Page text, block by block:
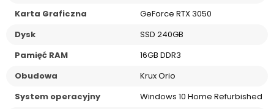
Karta Graficzna
GeForce RTX 3050
Dysk
SSD 240GB
Pamięć RAM
16GB DDR3
Obudowa
Krux Orio
System operacyjny
Windows 10 Home Refurbished